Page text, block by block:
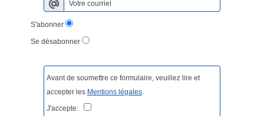
S'abonner
Se désabonner
Avant de soumettre ce formulaire, veuillez lire et
accepter les Mentions légales.
J'accepte: